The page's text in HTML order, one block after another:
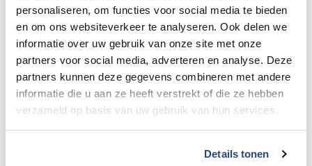
personaliseren, om functies voor social media te bieden
en om ons websiteverkeer te analyseren. Ook delen we
informatie over uw gebruik van onze site met onze
partners voor social media, adverteren en analyse. Deze
partners kunnen deze gegevens combineren met andere
informatie die u aan ze heeft verstrekt of die ze hebben
verzameld op basis van uw gebruik van hun services.
Details tonen